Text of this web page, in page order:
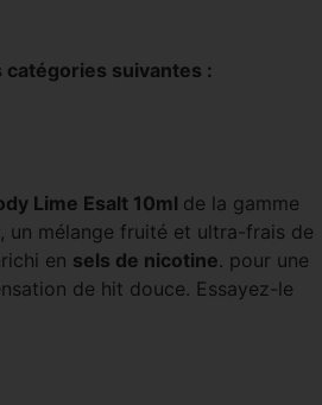
suivantes :
Lime Esalt 10ml de la gamme
, un mélange fruité et ultra-frais de
en sels de nicotine. pour une
de hit douce. Essayez-le